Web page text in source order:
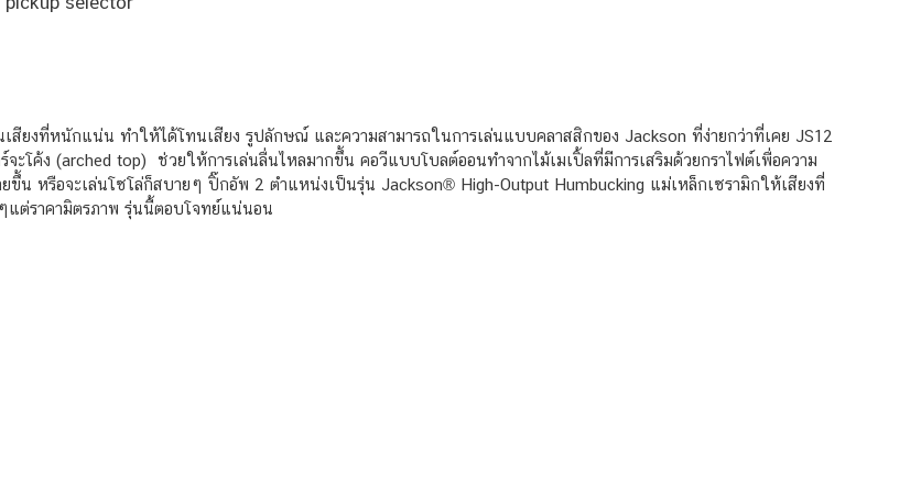
เสียงที่หนักแน่น ทำให้ได้โทนเสียง รูปลักษณ์ และความสามารถในการเล่นแบบคลาสสิกของ Jackson ที่ง่ายกว่าที่เคย JS12
ะโค้ง (arched top) ช่วยให้การเล่นลื่นไหลมากขึ้น คอวีแบบโบลต์ออนทำจากไม้เมเปิ้ลที่มีการเสริมด้วยกราไฟต์เพื่อความ
ขึ้น หรือจะเล่นโซโล่ก็สบายๆ ปิ๊กอัพ 2 ตำแหน่งเป็นรุ่น Jackson® High-Output Humbucking แม่เหล็กเซรามิกให้เสียงที่
ต่ราคามิตรภาพ รุ่นนี้ตอบโจทย์แน่นอน